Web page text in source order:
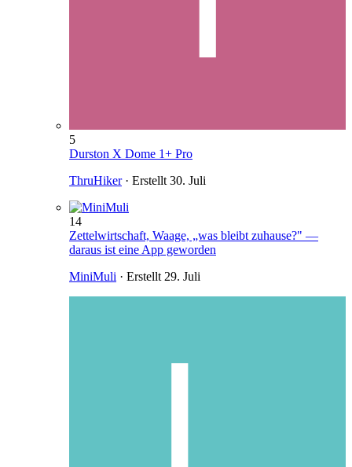
5
Durston X Dome 1+ Pro
ThruHiker· Erstellt 30. Juli
14
Zettelwirtschaft, Waage, „was bleibt zuhause?" —
daraus ist eine App geworden
MiniMuli · Erstellt 29. Juli